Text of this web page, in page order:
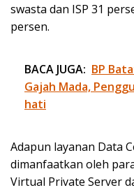
swasta dan ISP 31
persen.
BACA JUGA: BP
Gajah Mada,
hati
Adapun layanan Data
dimanfaatkan oleh
Virtual Private Server